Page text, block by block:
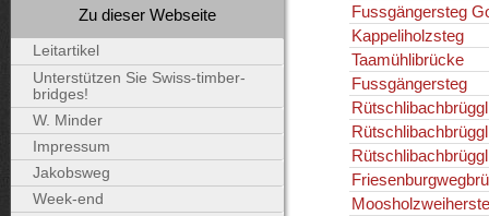
Fussgängersteg
Kappeliholzsteg
Taamühlibrücke
Fussgängersteg
Zu dieser Webseite
Leitartikel
Unterstützen Sie Swiss-timber-
bridges!
W. Minder
Impressum
Jakobsweg
Week-end